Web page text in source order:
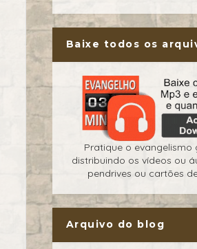
Baixe todos os
Pratique o evangelismo
distribuindo os vídeos ou
pendrives ou cartões
Arquivo do blog